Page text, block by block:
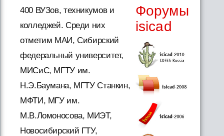
400 ВУЗов, техникумов и
колледжей. Среди них
отметим МАИ, Сибирский
федеральный университет,
МИСиС, МГТУ им.
Н.Э.Баумана, МГТУ Станкин,
МФТИ, МГУ им.
М.В.Ломоносова, МИЭТ,
Новосибирский ГТУ,
Форумы
isicad